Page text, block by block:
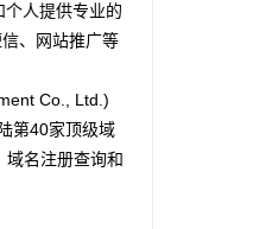
人提供专业的
、网站推广等
Co., Ltd.)
第40家顶级域
域名注册查询和